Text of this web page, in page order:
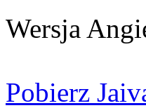
Wersja
Pobierz